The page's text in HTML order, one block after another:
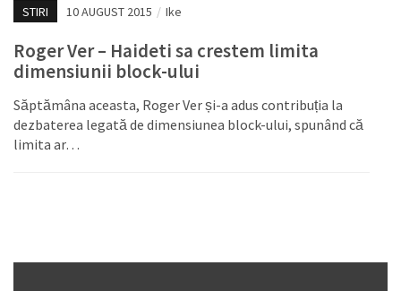
STIRI 10 AUGUST 2015 / Ike
Roger Ver – Haideti sa crestem limita
dimensiunii block-ului
Săptămâna aceasta, Roger Ver și-a adus contribuția la
dezbaterea legată de dimensiunea block-ului, spunând că
limita ar…